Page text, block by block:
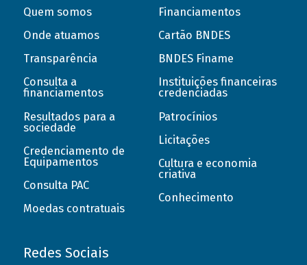
Quem somos
Onde atuamos
Transparência
Consulta a
financiamentos
Resultados para a
sociedade
Credenciamento de
Equipamentos
Consulta PAC
Moedas contratuais
Financiamentos
Cartão BNDES
BNDES Finame
Instituições financeiras
credenciadas
Patrocínios
Licitações
Cultura e economia
criativa
Conhecimento
Redes Sociais